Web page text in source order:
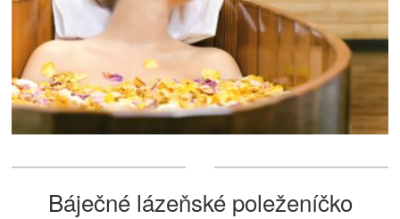
Báječné lázeňské poleženíčko